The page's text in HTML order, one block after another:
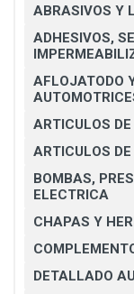
ABRASIVOS Y
ADHESIVOS,
AFLOJATODO
ARTICULOS
ARTICULOS
BOMBAS,
ELECTRICA
CHAPAS Y
DETALLADO